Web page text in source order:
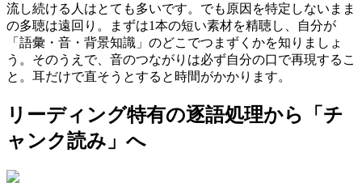
流し続ける人はとても多いです。でも原因を特定しないまま
の多聴は遠回り。まずは1本の短い素材を精聴し、自分が
「語彙・音・背景知識」のどこでつまずくかを知りましょ
う。そのうえで、音のつながりは必ず自分の口で再現するこ
と。耳だけで直そうとすると時間がかかります。
リーディング特有の逐語処理から「チ
ャンク読み」へ